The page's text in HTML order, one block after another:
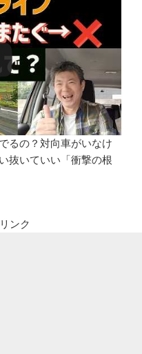
るの？対向車がいなけ
抜いていい「衝撃の根
ンク